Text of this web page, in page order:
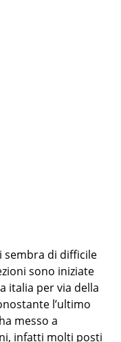
sembra di difficile
sono iniziate
italia per via della
l’ultimo
messo a
infatti molti posti